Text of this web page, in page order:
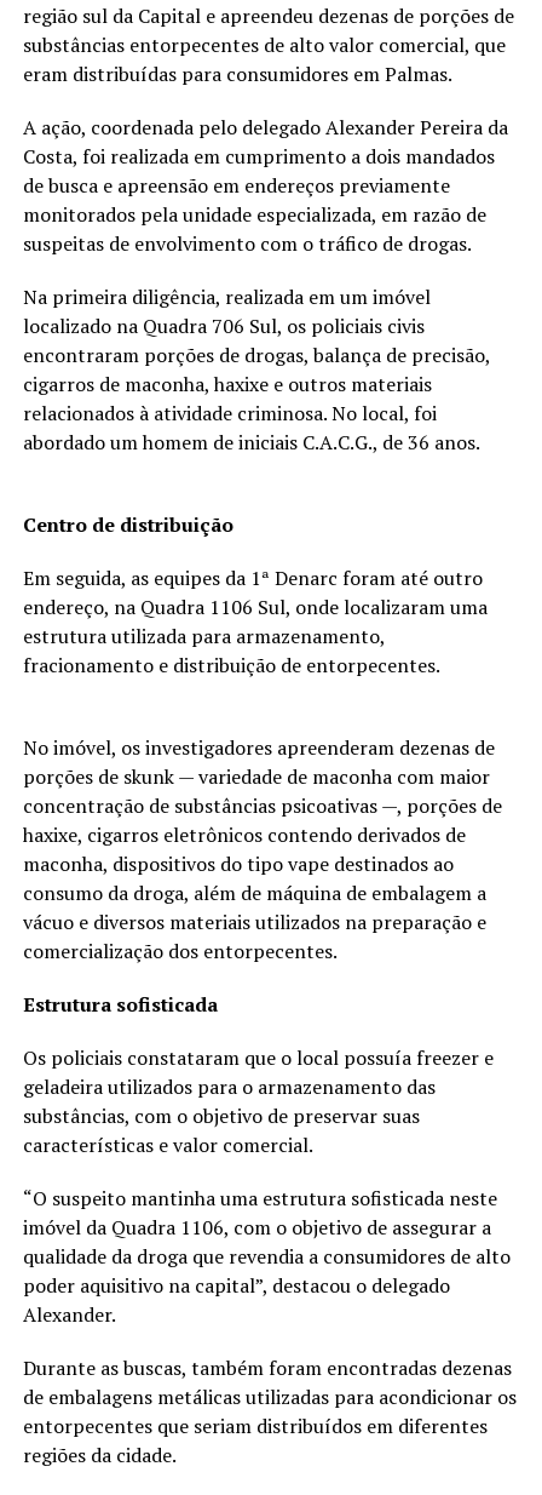
região sul da Capital e apreendeu dezenas de porções de
substâncias entorpecentes de alto valor comercial, que
eram distribuídas para consumidores em Palmas.
A ação, coordenada pelo delegado Alexander Pereira da
Costa, foi realizada em cumprimento a dois mandados
de busca e apreensão em endereços previamente
monitorados pela unidade especializada, em razão de
suspeitas de envolvimento com o tráfico de drogas.
Na primeira diligência, realizada em um imóvel
localizado na Quadra 706 Sul, os policiais civis
encontraram porções de drogas, balança de precisão,
cigarros de maconha, haxixe e outros materiais
relacionados à atividade criminosa. No local, foi
abordado um homem de iniciais C.A.C.G., de 36 anos.
Centro de distribuição
Em seguida, as equipes da 1ª Denarc foram até outro
endereço, na Quadra 1106 Sul, onde localizaram uma
estrutura utilizada para armazenamento,
fracionamento e distribuição de entorpecentes.
No imóvel, os investigadores apreenderam dezenas de
porções de skunk — variedade de maconha com maior
concentração de substâncias psicoativas —, porções de
haxixe, cigarros eletrônicos contendo derivados de
maconha, dispositivos do tipo vape destinados ao
consumo da droga, além de máquina de embalagem a
vácuo e diversos materiais utilizados na preparação e
comercialização dos entorpecentes.
Estrutura sofisticada
Os policiais constataram que o local possuía freezer e
geladeira utilizados para o armazenamento das
substâncias, com o objetivo de preservar suas
características e valor comercial.
“O suspeito mantinha uma estrutura sofisticada neste
imóvel da Quadra 1106, com o objetivo de assegurar a
qualidade da droga que revendia a consumidores de alto
poder aquisitivo na capital”, destacou o delegado
Alexander.
Durante as buscas, também foram encontradas dezenas
de embalagens metálicas utilizadas para acondicionar os
entorpecentes que seriam distribuídos em diferentes
regiões da cidade.